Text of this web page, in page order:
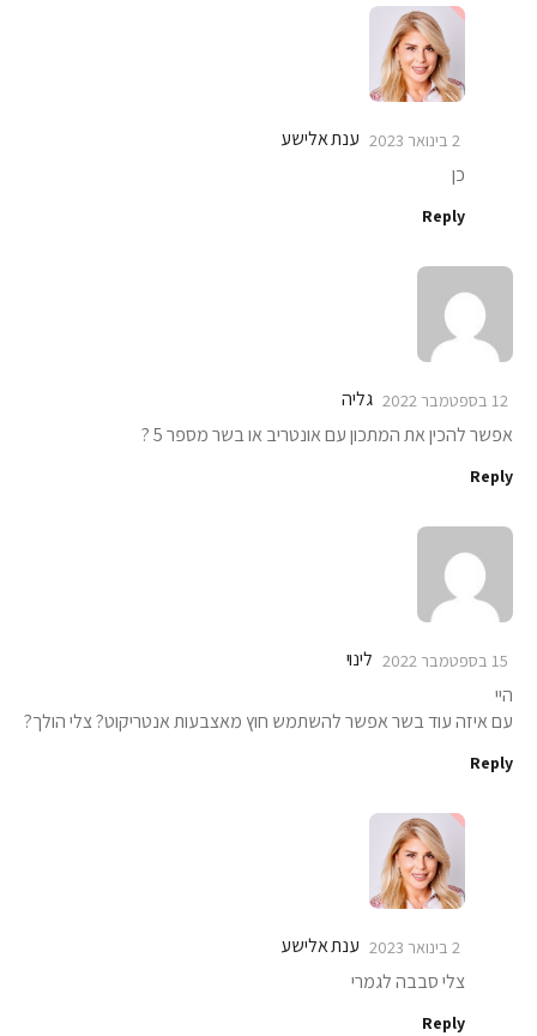
ענת אלישע 2 בינואר 2023
כן
Reply
גליה 12 בספטמבר 2022
אפשר להכין את המתכון עם אונטריב או בשר מספר 5 ?
Reply
לינוי 15 בספטמבר 2022
היי
עם איזה עוד בשר אפשר להשתמש חוץ מאצבעות אנטריקוט? צלי הולך?
Reply
ענת אלישע 2 בינואר 2023
צלי סבבה לגמרי
Reply